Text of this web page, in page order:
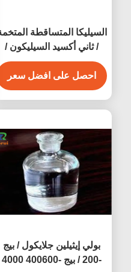
السيليكا المتساقطة المتخمة
/ ثاني أكسيد السيليكون /
مكملات SiO2 CAS 7631-
86-9 E551
احصل على افضل سعر
بولي إيثيلين جلايكول / بيج
-200 / بيج -400600 4000